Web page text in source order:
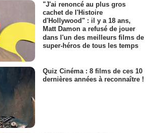
"J'ai renoncé au plus gros
cachet de l'Histoire
d'Hollywood" : il y a 18 ans,
Matt Damon a refusé de jouer
dans l'un des meilleurs films de
super-héros de tous les temps
Quiz Cinéma : 8 films de ces 10
dernières années à reconnaître !